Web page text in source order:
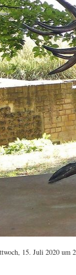
15. Juli 2020 um